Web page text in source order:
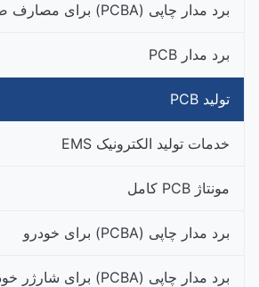
برد مدار چاپی (PCBA) برای مصارف صنعتی
برد مدار PCB
تولید PCB
خدمات تولید الکترونیک EMS
مونتاژ PCB کامل
برد مدار چاپی (PCBA) برای خودرو
برد مدار چاپی (PCBA) برای شارژر خودروی برقی